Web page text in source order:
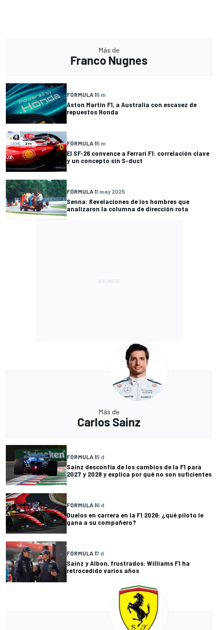
Más de
Franco Nugnes
FÓRMULA 15 m
Aston Martin F1, a Australia con escasez de
repuestos Honda
FÓRMULA 15 m
El SF-26 convence a Ferrari F1: correlación clave
y un concepto sin S-duct
FÓRMULA 11 may 2025
Senna: Revelaciones de los hombres que
analizaron la columna de dirección rota
Más de
Carlos Sainz
FÓRMULA 15 d
Sainz desconfía de los cambios de la F1 para
2027 y 2028 y explica por qué no son suficientes
FÓRMULA 16 d
Duelos en carrera en la F1 2026: ¿qué piloto le
gana a su compañero?
FÓRMULA 17 d
Sainz y Albon, frustrados: Williams F1 ha
retrocedido varios años